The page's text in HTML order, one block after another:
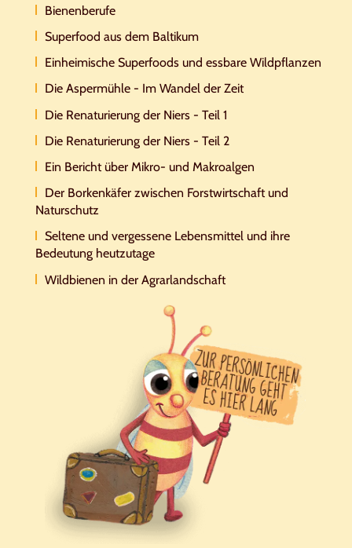
Bienenberufe
Superfood aus dem Baltikum
Einheimische Superfoods und essbare Wildpflanzen
Die Aspermühle - Im Wandel der Zeit
Die Renaturierung der Niers - Teil 1
Die Renaturierung der Niers - Teil 2
Ein Bericht über Mikro- und Makroalgen
Der Borkenkäfer zwischen Forstwirtschaft und
Naturschutz
Seltene und vergessene Lebensmittel und ihre
Bedeutung heutzutage
Wildbienen in der Agrarlandschaft